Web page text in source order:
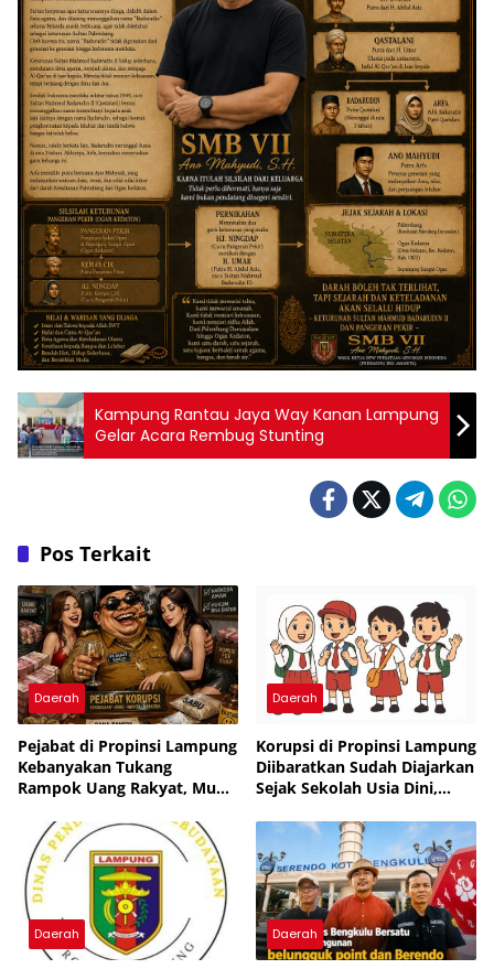
Kampung Rantau Jaya Way Kanan Lampung
Gelar Acara Rembug Stunting
Pos Terkait
Daerah
Pejabat di Propinsi Lampung
Kebanyakan Tukang
Rampok Uang Rakyat, Muka
Pemakai Narkoba dan
Tukang Bekacuk
Daerah
Korupsi di Propinsi Lampung
Diibaratkan Sudah Diajarkan
Sejak Sekolah Usia Dini,
Tukang Tipu Rampok Uang
Rakyat
Daerah Daerah